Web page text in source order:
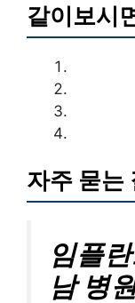
같이보시
자주 묻는
임플
남 병